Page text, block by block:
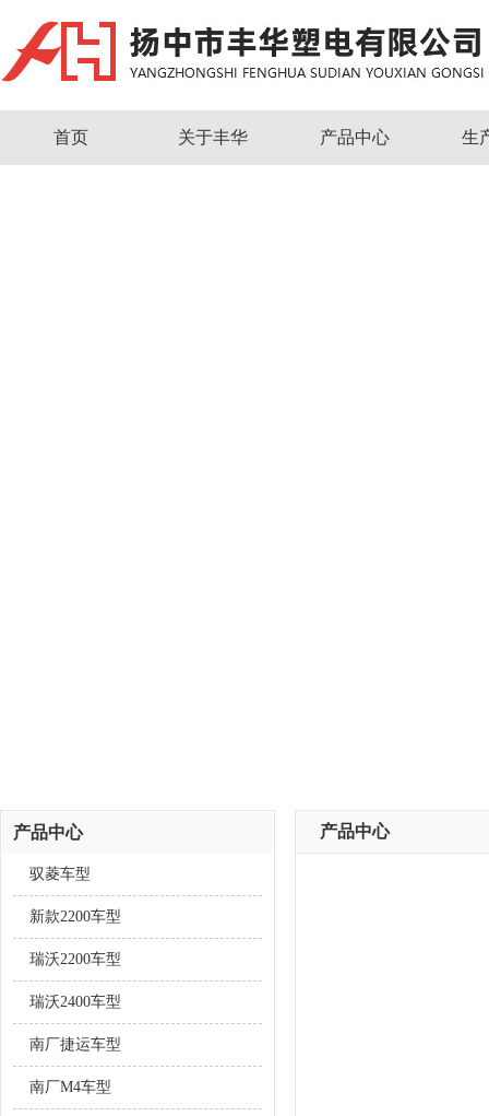
首页 关于丰华 产品中心 生
产品中心
驭菱车型
新款2200车型
瑞沃2200车型
瑞沃2400车型
南厂捷运车型
南厂M4车型
产品中心